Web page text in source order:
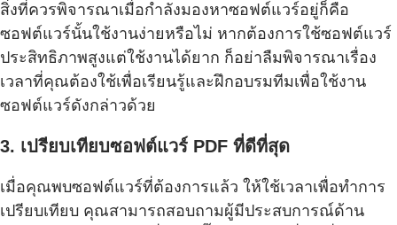
สิ่งที่ควรพิจารณาเมื่อกำลังมองหาซอฟต์แวร์อยู่ก็คือ
ซอฟต์แวร์นั้นใช้งานง่ายหรือไม่ หากต้องการใช้ซอฟต์แวร์
ประสิทธิภาพสูงแต่ใช้งานได้ยาก ก็อย่าลืมพิจารณาเรื่อง
เวลาที่คุณต้องใช้เพื่อเรียนรู้และฝึกอบรมทีมเพื่อใช้งาน
ซอฟต์แวร์ดังกล่าวด้วย
3. เปรียบเทียบซอฟต์แวร์ PDF ที่ดีที่สุด
เมื่อคุณพบซอฟต์แวร์ที่ต้องการแล้ว ให้ใช้เวลาเพื่อทำการ
เปรียบเทียบ คุณสามารถสอบถามผู้มีประสบการณ์ด้าน